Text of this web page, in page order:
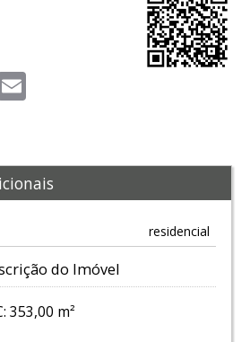
residencial
do Imóvel
353,00 m²